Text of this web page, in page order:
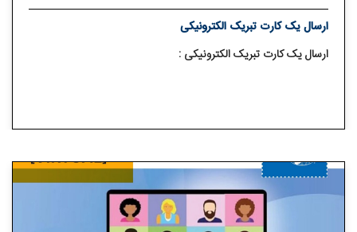
ارسال یک کارت تبریک الکترونیکی
ارسال یک کارت تبریک الکترونیکی :